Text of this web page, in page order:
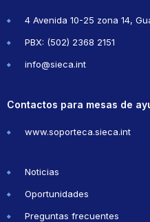
4 Avenida 10-25 zona 14,
PBX: (502) 2368 2151
info@sieca.int
Contactos para mesas de
www.soporteca.sieca.int
Noticias
Oportunidades
Preguntas frecuentes